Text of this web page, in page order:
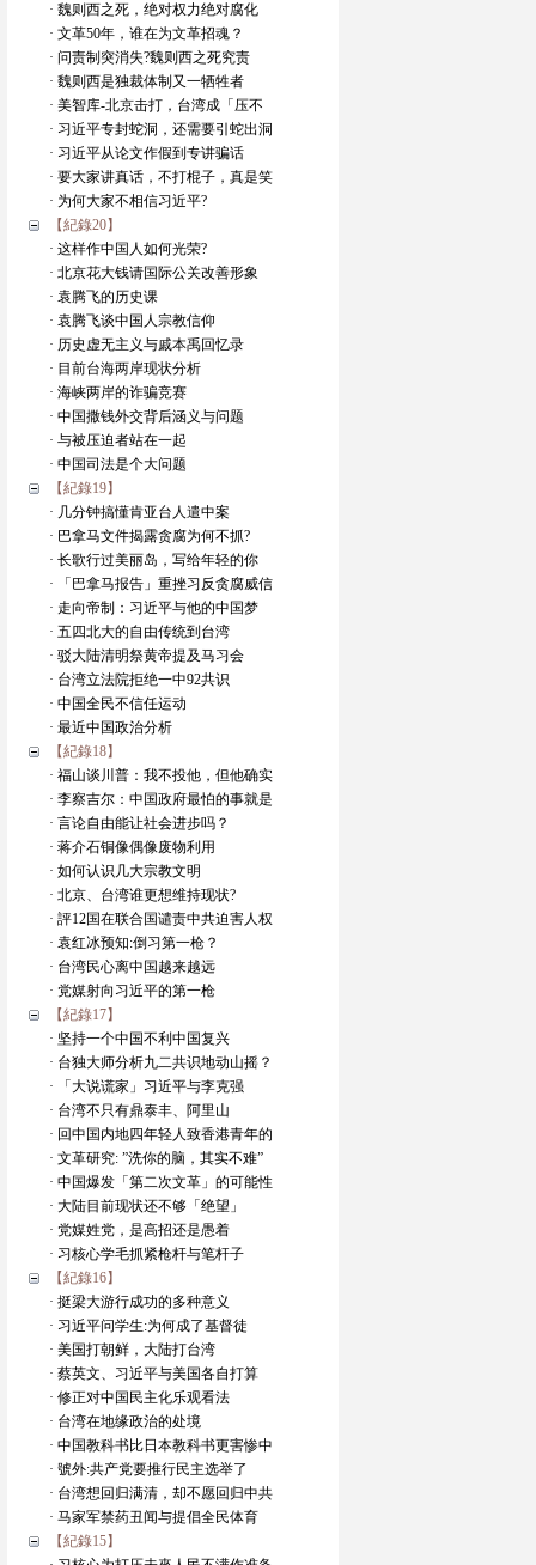
· 魏则西之死，绝对权力绝对腐化
· 文革50年，谁在为文革招魂？
· 问责制突消失?魏则西之死究责
· 魏则西是独裁体制又一牺牲者
· 美智库-北京击打，台湾成「压不
· 习近平专封蛇洞，还需要引蛇出洞
· 习近平从论文作假到专讲骗话
· 要大家讲真话，不打棍子，真是笑
· 为何大家不相信习近平?
【紀錄20】
· 这样作中国人如何光荣?
· 北京花大钱请国际公关改善形象
· 袁腾飞的历史课
· 袁腾飞谈中国人宗教信仰
· 历史虚无主义与戚本禹回忆录
· 目前台海两岸现状分析
· 海峡两岸的诈骗竞赛
· 中国撒钱外交背后涵义与问题
· 与被压迫者站在一起
· 中国司法是个大问题
【紀錄19】
· 几分钟搞懂肯亚台人遣中案
· 巴拿马文件揭露贪腐为何不抓?
· 长歌行过美丽岛，写给年轻的你
· 「巴拿马报告」重挫习反贪腐威信
· 走向帝制：习近平与他的中国梦
· 五四北大的自由传统到台湾
· 驳大陆清明祭黄帝提及马习会
· 台湾立法院拒绝一中92共识
· 中国全民不信任运动
· 最近中国政治分析
【紀錄18】
· 福山谈川普：我不投他，但他确实
· 李察吉尔：中国政府最怕的事就是
· 言论自由能让社会进步吗？
· 蒋介石铜像偶像废物利用
· 如何认识几大宗教文明
· 北京、台湾谁更想维持现状?
· 評12国在联合国谴责中共迫害人权
· 袁红冰预知:倒习第一枪？
· 台湾民心离中国越来越远
· 党媒射向习近平的第一枪
【紀錄17】
· 坚持一个中国不利中国复兴
· 台独大师分析九二共识地动山摇？
· 「大说谎家」习近平与李克强
· 台湾不只有鼎泰丰、阿里山
· 回中国内地四年轻人致香港青年的
· 文革研究: ”洗你的脑，其实不难”
· 中国爆发「第二次文革」的可能性
· 大陆目前现状还不够「绝望」
· 党媒姓党，是高招还是愚着
· 习核心学毛抓紧枪杆与笔杆子
【紀錄16】
· 挺梁大游行成功的多种意义
· 习近平问学生:为何成了基督徒
· 美国打朝鲜，大陆打台湾
· 蔡英文、习近平与美国各自打算
· 修正对中国民主化乐观看法
· 台湾在地缘政治的处境
· 中国教科书比日本教科书更害惨中
· 號外:共产党要推行民主选举了
· 台湾想回归满清，却不愿回归中共
· 马家军禁药丑闻与提倡全民体育
【紀錄15】